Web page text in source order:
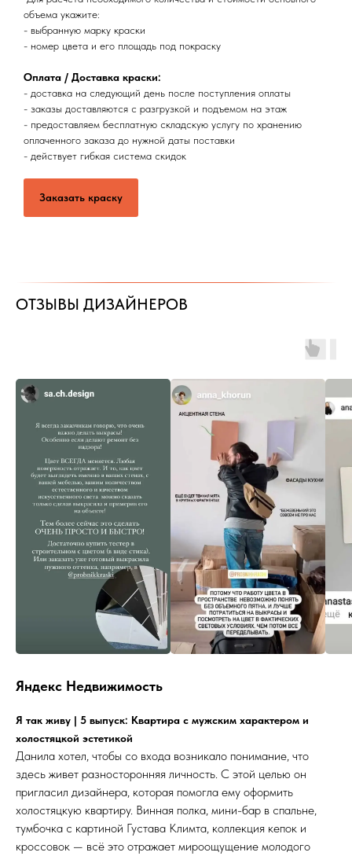
объема укажите:
- выбранную марку краски
- номер цвета и его площадь под покраску
Оплата / Доставка краски:
- доставка на следующий день после поступления оплаты
- заказы доставляются с разгрузкой и подъемом на этаж
- предоставляем бесплатную складскую услугу по хранению
оплаченного заказа до нужной даты поставки
- действует гибкая система скидок
Заказать краску
ОТЗЫВЫ ДИЗАЙНЕРОВ
Яндекс Недвижимость
Я так живу | 5 выпуск: Квартира с мужским характером и
холостяцкой эстетикой
Данила хотел, чтобы со входа возникало понимание, что
здесь живет разносторонняя личность. С этой целью он
пригласил дизайнера, которая помогла ему оформить
холостяцкую квартиру. Винная полка, мини-бар в спальне,
тумбочка с картиной Густава Климта, коллекция кепок и
кроссовок — всё это отражает мироощущение молодого